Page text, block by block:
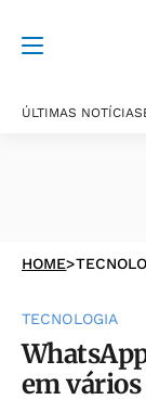
ÚLTIMAS NOTÍCIAS
HOME>
TECNOLOGIA
em